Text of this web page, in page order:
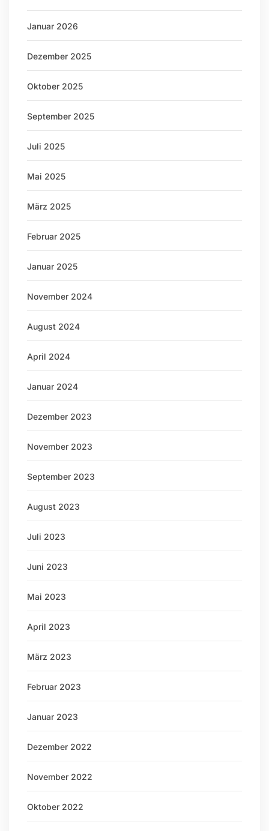
Januar 2026
Dezember 2025
Oktober 2025
September 2025
Juli 2025
Mai 2025
März 2025
Februar 2025
Januar 2025
November 2024
August 2024
April 2024
Januar 2024
Dezember 2023
November 2023
September 2023
August 2023
Juli 2023
Juni 2023
Mai 2023
April 2023
März 2023
Februar 2023
Januar 2023
Dezember 2022
November 2022
Oktober 2022